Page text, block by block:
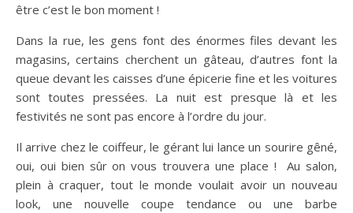
être c’est le bon moment !
Dans la rue, les gens font des énormes files devant les
magasins, certains cherchent un gâteau, d’autres font la
queue devant les caisses d’une épicerie fine et les voitures
sont toutes pressées. La nuit est presque là et les
festivités ne sont pas encore à l’ordre du jour.
Il arrive chez le coiffeur, le gérant lui lance un sourire gêné,
oui, oui bien sûr on vous trouvera une place ! Au salon,
plein à craquer, tout le monde voulait avoir un nouveau
look, une nouvelle coupe tendance ou une barbe